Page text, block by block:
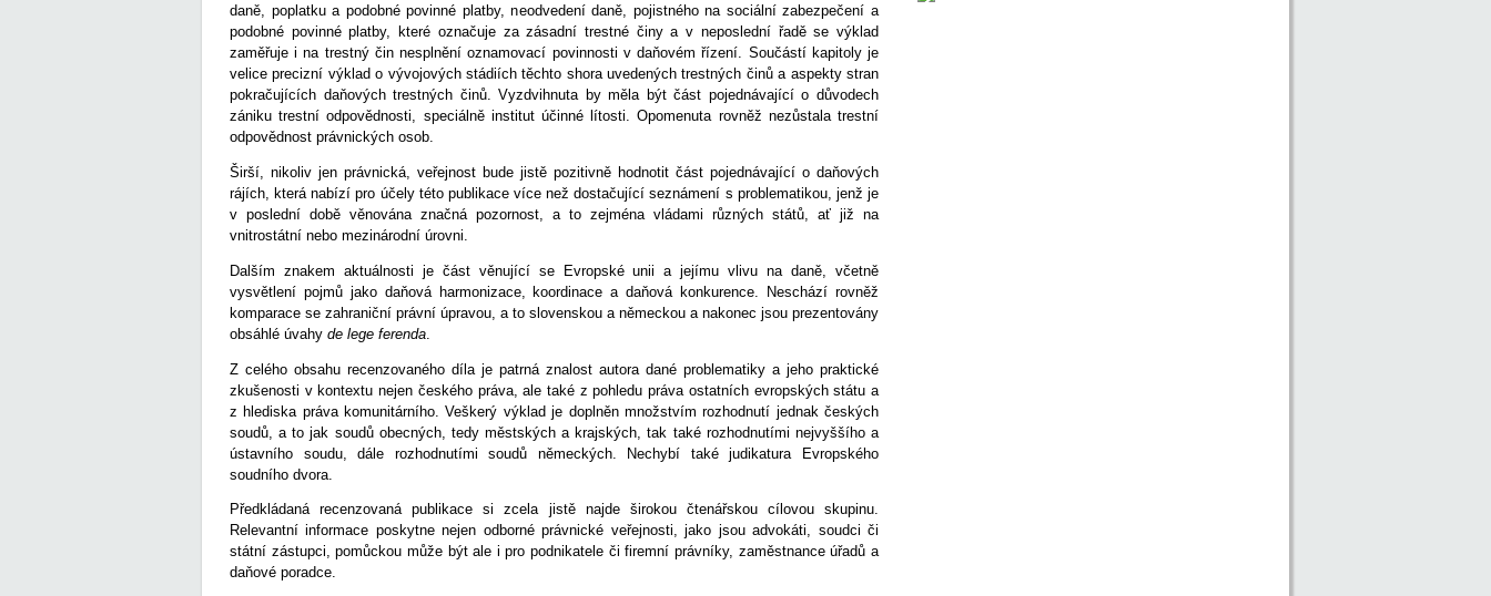
daně, poplatku a podobné povinné platby, neodvedení daně, pojistného na sociální zabezpečení a
podobné povinné platby, které označuje za zásadní trestné činy a v neposlední řadě se výklad
zaměřuje i na trestný čin nesplnění oznamovací povinnosti v daňovém řízení. Součástí kapitoly je
velice precizní výklad o vývojových stádiích těchto shora uvedených trestných činů a aspekty stran
pokračujících daňových trestných činů. Vyzdvihnuta by měla být část pojednávající o důvodech
zániku trestní odpovědnosti, speciálně institut účinné lítosti. Opomenuta rovněž nezůstala trestní
odpovědnost právnických osob.
Širší, nikoliv jen právnická, veřejnost bude jistě pozitivně hodnotit část pojednávající o daňových
rájích, která nabízí pro účely této publikace více než dostačující seznámení s problematikou, jenž je
v poslední době věnována značná pozornost, a to zejména vládami různých států, ať již na
vnitrostátní nebo mezinárodní úrovni.
Dalším znakem aktuálnosti je část věnující se Evropské unii a jejímu vlivu na daně, včetně
vysvětlení pojmů jako daňová harmonizace, koordinace a daňová konkurence. Neschází rovněž
komparace se zahraniční právní úpravou, a to slovenskou a německou a nakonec jsou prezentovány
obsáhlé úvahy de lege ferenda
Z celého obsahu recenzovaného díla je patrná znalost autora dané problematiky a jeho praktické
zkušenosti v kontextu nejen českého práva, ale také z pohledu práva ostatních evropských státu a
z hlediska práva komunitárního. Veškerý výklad je doplněn množstvím rozhodnutí jednak českých
soudů, a to jak soudů obecných, tedy městských a krajských, tak také rozhodnutími nejvyššího a
ústavního soudu, dále rozhodnutími soudů německých. Nechybí také judikatura Evropského
soudního dvora.
Předkládaná recenzovaná publikace si zcela jistě najde širokou čtenářskou cílovou skupinu.
Relevantní informace poskytne nejen odborné právnické veřejnosti, jako jsou advokáti, soudci či
státní zástupci, pomůckou může být ale i pro podnikatele či firemní právníky, zaměstnance úřadů a
daňové poradce.